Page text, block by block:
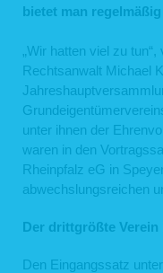
bietet man
„Wir hatten viel zu
Rechtsanwalt Michael
unter ihnen der
waren in den
Rheinpfalz eG in
abwechslungsreichen
Der drittgrößte Verein
Den Eingangssatz